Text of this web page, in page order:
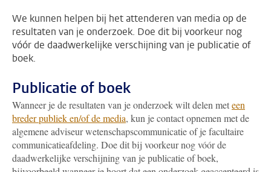
We kunnen helpen bij het attenderen van media op de
resultaten van je onderzoek. Doe dit bij voorkeur nog
vóór de daadwerkelijke verschijning van je publicatie of
boek.
Publicatie of boek
Wanneer je de resultaten van je onderzoek wilt delen meteen
breder publiek en/of de media, kun je contact opnemen met de
algemene adviseur wetenschapscommunicatie of je facultaire
communicatieafdeling. Doe dit bij voorkeur nog vóór de
daadwerkelijke verschijning van je publicatie of boek,